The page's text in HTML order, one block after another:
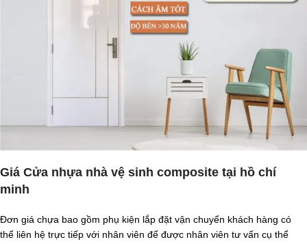
Giá Cửa nhựa nhà vệ sinh composite tại hồ chí
minh
Đơn giá chựa bao gồm phụ kiện lắp đặt vận chuyển khách hàng có
thể liên hệ trực tiếp với nhân viên để được nhân viên tư vấn cụ thể